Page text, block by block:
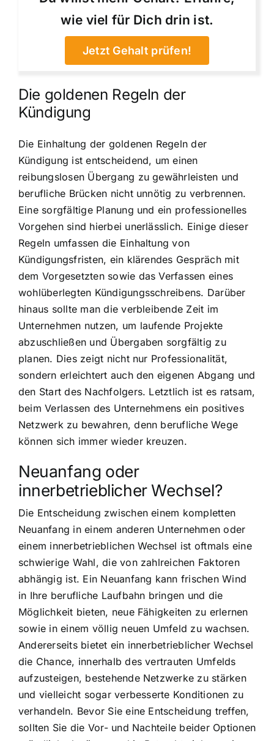
wie viel für Dich drin ist.
Jetzt Gehalt prüfen!
Die goldenen Regeln der
Kündigung
Die Einhaltung der goldenen Regeln der
Kündigung ist entscheidend, um einen
reibungslosen Übergang zu gewährleisten und
berufliche Brücken nicht unnötig zu verbrennen.
Eine sorgfältige Planung und ein professionelles
Vorgehen sind hierbei unerlässlich. Einige dieser
Regeln umfassen die Einhaltung von
Kündigungsfristen, ein klärendes Gespräch mit
dem Vorgesetzten sowie das Verfassen eines
wohlüberlegten Kündigungsschreibens. Darüber
hinaus sollte man die verbleibende Zeit im
Unternehmen nutzen, um laufende Projekte
abzuschließen und Übergaben sorgfältig zu
planen. Dies zeigt nicht nur Professionalität,
sondern erleichtert auch den eigenen Abgang und
den Start des Nachfolgers. Letztlich ist es ratsam,
beim Verlassen des Unternehmens ein positives
Netzwerk zu bewahren, denn berufliche Wege
können sich immer wieder kreuzen.
Neuanfang oder
innerbetrieblicher Wechsel?
Die Entscheidung zwischen einem kompletten
Neuanfang in einem anderen Unternehmen oder
einem innerbetrieblichen Wechsel ist oftmals eine
schwierige Wahl, die von zahlreichen Faktoren
abhängig ist. Ein Neuanfang kann frischen Wind
in Ihre berufliche Laufbahn bringen und die
Möglichkeit bieten, neue Fähigkeiten zu erlernen
sowie in einem völlig neuen Umfeld zu wachsen.
Andererseits bietet ein innerbetrieblicher Wechsel
die Chance, innerhalb des vertrauten Umfelds
aufzusteigen, bestehende Netzwerke zu stärken
und vielleicht sogar verbesserte Konditionen zu
verhandeln. Bevor Sie eine Entscheidung treffen,
sollten Sie die Vor- und Nachteile beider Optionen